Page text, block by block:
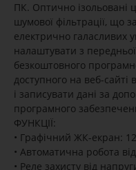
ПК. Оптично ізольовані
шумової фільтрації, що
електрично галасливих
налаштувати з
безкоштовного
доступного на веб-
і записувати дані за
програмного
ФУНКЦІЇ:
• Графічний ЖК-екран:
• Автоматична робота
• Реле захисту від